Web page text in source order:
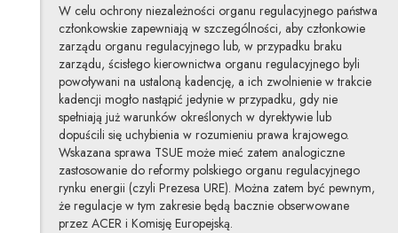
W celu ochrony niezależności organu regulacyjnego państwa
członkowskie zapewniają w szczególności, aby członkowie
zarządu organu regulacyjnego lub, w przypadku braku
zarządu, ścisłego kierownictwa organu regulacyjnego byli
powoływani na ustaloną kadencję, a ich zwolnienie w trakcie
kadencji mogło nastąpić jedynie w przypadku, gdy nie
spełniają już warunków określonych w dyrektywie lub
dopuścili się uchybienia w rozumieniu prawa krajowego.
Wskazana sprawa TSUE może mieć zatem analogiczne
zastosowanie do reformy polskiego organu regulacyjnego
rynku energii (czyli Prezesa URE). Można zatem być pewnym,
że regulacje w tym zakresie będą bacznie obserwowane
przez ACER i Komisję Europejską.